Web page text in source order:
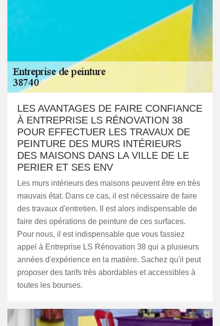
LES AVANTAGES DE FAIRE CONFIANCE
À ENTREPRISE LS RÉNOVATION 38
POUR EFFECTUER LES TRAVAUX DE
PEINTURE DES MURS INTÉRIEURS
DES MAISONS DANS LA VILLE DE LE
PERIER ET SES ENV
Les murs intérieurs des maisons peuvent être en très
mauvais état. Dans ce cas, il est nécessaire de faire
des travaux d'entretien. Il est alors indispensable de
faire des opérations de peinture de ces surfaces.
Pour nous, il est indispensable que vous fassiez
appel à Entreprise LS Rénovation 38 qui a plusieurs
années d'expérience en la matière. Sachez qu'il peut
proposer des tarifs très abordables et accessibles à
toutes les bourses.